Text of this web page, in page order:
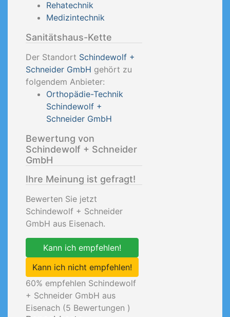
Rehatechnik
Medizintechnik
Sanitätshaus-Kette
Der Standort Schindewolf +
Schneider GmbH gehört zu
folgendem Anbieter:
Orthopädie-Technik
Schindewolf +
Schneider GmbH
Bewertung von
Schindewolf + Schneider
GmbH
Ihre Meinung ist gefragt!
Bewerten Sie jetzt
Schindewolf + Schneider
GmbH aus Eisenach.
Kann ich empfehlen!
Kann ich nicht empfehlen!
60% empfehlen Schindewolf
+ Schneider GmbH aus
Eisenach (5 Bewertungen )